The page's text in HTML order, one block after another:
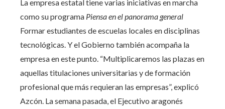
La empresa estatal tiene varias iniciativas en marcha
como su programa Piensa en el panorama general
Formar estudiantes de escuelas locales en disciplinas
tecnológicas. Y el Gobierno también acompaña la
empresa en este punto. “Multiplicaremos las plazas en
aquellas titulaciones universitarias y de formación
profesional que más requieran las empresas”, explicó
Azcón. La semana pasada, el Ejecutivo aragonés